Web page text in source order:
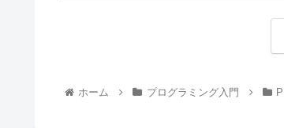
ホーム プログラミング入門